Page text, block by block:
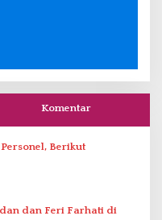
Komentar
Berikut
dan Feri Farhati di